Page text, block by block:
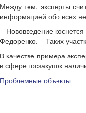
Между тем, эксперты
информацией обо всех
– Нововведение
Федоренко. – Таких
В качестве примера
в сфере госзакупок
Проблемные объекты